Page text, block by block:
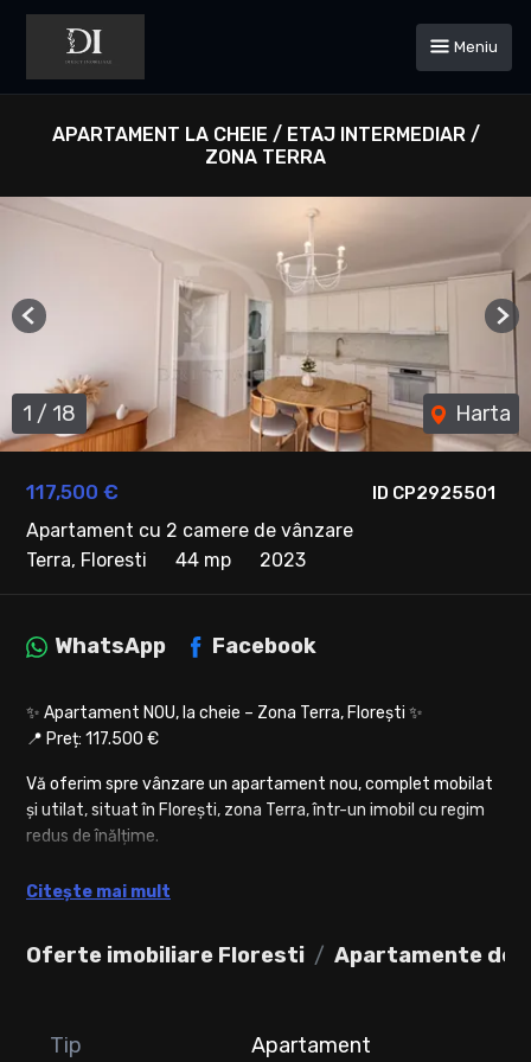
Meniu
APARTAMENT LA CHEIE / ETAJ INTERMEDIAR /
ZONA TERRA
ID CP2925501
117,500 €
Apartament cu 2 camere de vânzare
Terra, Floresti
44 mp 2023
1 / 18 Harta
Previous
Oferte imobiliare Floresti Apartamente de
WhatsApp Facebook
✨ Apartament NOU, la cheie – Zona Terra, Florești ✨
📍 Preț: 117.500 €
Vă oferim spre vânzare un apartament nou, complet mobilat
și utilat, situat în Florești, zona Terra, într-un imobil cu regim
redus de înălțime.
🏡 Suprafață utilă: 44 mp
🌿 Balcon: 5 mp
🔥 Încălzire: centrală proprie + calorifere
✔️ hol de acces
Citește mai mult
Tip
Apartament